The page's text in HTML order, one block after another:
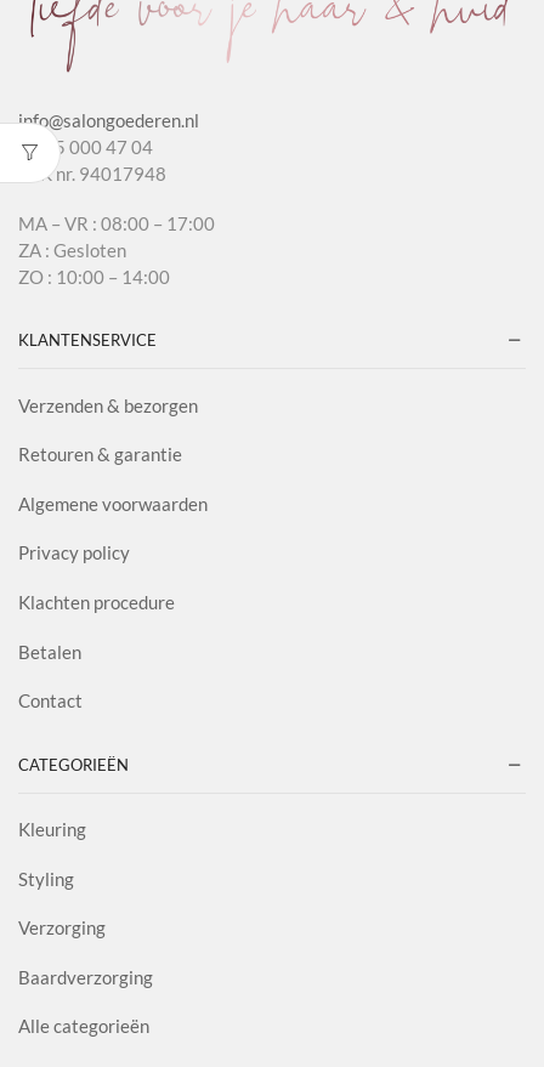
info@salongoederen.nl
T 085 000 47 04
KvK nr. 94017948
MA – VR : 08:00 – 17:00
ZA : Gesloten
ZO : 10:00 – 14:00
KLANTENSERVICE
Verzenden & bezorgen
Retouren & garantie
Algemene voorwaarden
Privacy policy
Klachten procedure
Betalen
Contact
CATEGORIEËN
Kleuring
Styling
Verzorging
Baardverzorging
Alle categorieën